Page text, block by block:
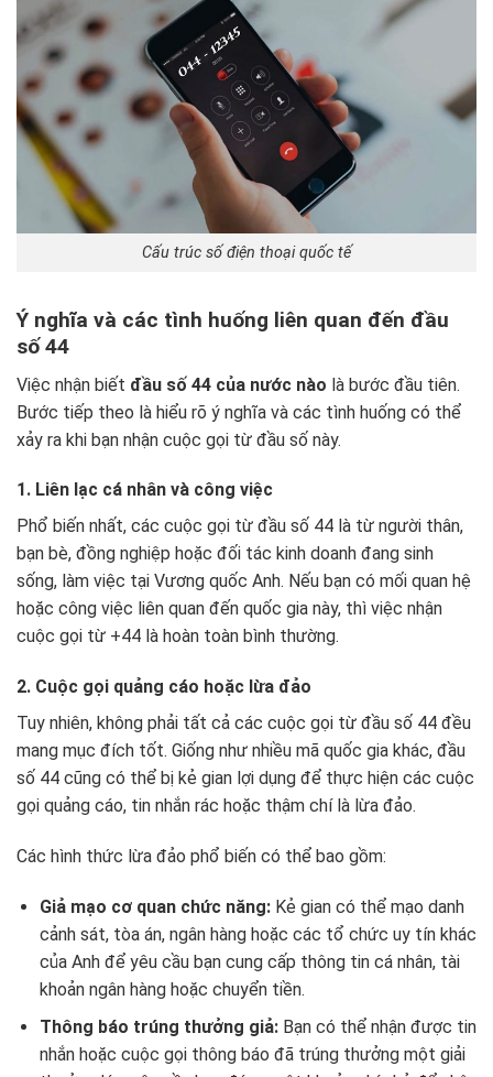
Cấu trúc số điện thoại quốc tế
Ý nghĩa và các tình huống liên quan đến đầu
số 44
Việc nhận biết đầu số 44 của nước nào là bước đầu tiên.
Bước tiếp theo là hiểu rõ ý nghĩa và các tình huống có thể
xảy ra khi bạn nhận cuộc gọi từ đầu số này.
1. Liên lạc cá nhân và công việc
Phổ biến nhất, các cuộc gọi từ đầu số 44 là từ người thân,
bạn bè, đồng nghiệp hoặc đối tác kinh doanh đang sinh
sống, làm việc tại Vương quốc Anh. Nếu bạn có mối quan hệ
hoặc công việc liên quan đến quốc gia này, thì việc nhận
cuộc gọi từ +44 là hoàn toàn bình thường.
2. Cuộc gọi quảng cáo hoặc lừa đảo
Tuy nhiên, không phải tất cả các cuộc gọi từ đầu số 44 đều
mang mục đích tốt. Giống như nhiều mã quốc gia khác, đầu
số 44 cũng có thể bị kẻ gian lợi dụng để thực hiện các cuộc
gọi quảng cáo, tin nhắn rác hoặc thậm chí là lừa đảo.
Các hình thức lừa đảo phổ biến có thể bao gồm:
Giả mạo cơ quan chức năng:Kẻ gian có thể mạo danh
cảnh sát, tòa án, ngân hàng hoặc các tổ chức uy tín khác
của Anh để yêu cầu bạn cung cấp thông tin cá nhân, tài
khoản ngân hàng hoặc chuyển tiền.
Thông báo trúng thưởng giả:Bạn có thể nhận được tin
nhắn hoặc cuộc gọi thông báo đã trúng thưởng một giải